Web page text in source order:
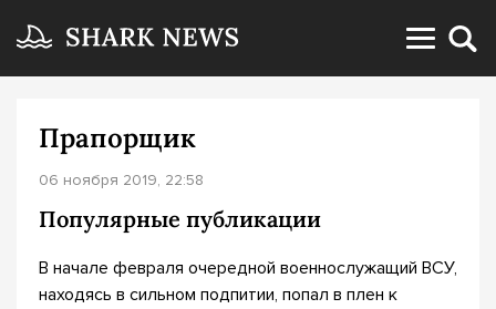
Прапорщик
06 ноября 2019, 22:58
Популярные публикации
В начале февраля очередной военнослужащий ВСУ,
находясь в сильном подпитии, попал в плен к